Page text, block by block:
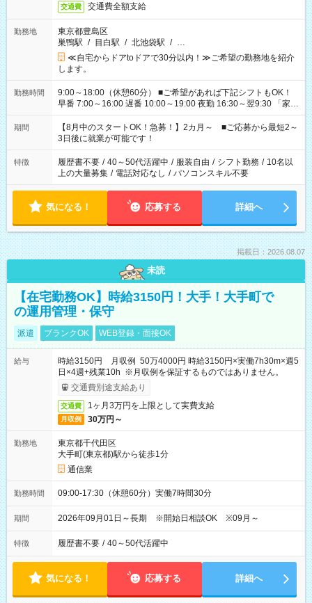
交通費 交通費全額支給
勤務地
東京都豊島区
巣鴨駅 / 目白駅 / 北池袋駅 / …
≪自宅からドアtoドアで30分以内！≫ご希望の勤務地を紹介
します。
勤務時間
9:00～18:00（休憩60分） ■ご希望があれば下記シフトもOK！
早番 7:00～16:00 遅番 10:00～19:00 夜勤 16:30～翌9:30 「家族
と休みを合わせたい」 「余裕を持って夕飯の準備がしたい」
「できれば残業はしたくない」 など、ご希望を教えてください
ね。 ※Wワーク希望の方へ 今ご覧のお仕事で希望する勤務時間
と、もう1つのお仕事の勤務時間。 合計で週40時間を超える場
合は応募できません。
期間
【8月中のスタートOK！急募！】2カ月～ ■ご応募から最短2～
3日後に就業が可能です！
特徴 履歴書不要 / 40～50代活躍中 / 服装自由 / シフト勤務 / 10名以
上の大量募集 / 電話対応なし / パソコンスキル不要
気になる！ 応募する 詳細へ
掲載日：2026.08.07
未読
【在宅勤務OK】時給3150円！大手！大手町で
の運用管理・保守
派遣 ブランクOK WEB登録・面接OK
給与
時給3150円 月収例 50万4000円 時給3150円×実働7h30m×週5
日×4週+残業10h ※月収例を保証するものではありません。
交通費別途支給あり
交通費 1ヶ月3万円を上限として実費支給
月収例 30万円～
勤務地
東京都千代田区
大手町(東京都)駅から徒歩1分
通信業
勤務時間 09:00-17:30（休憩60分）実働7時間30分
期間 2026年09月01日～長期 ※開始日相談OK ※09月～
特徴 履歴書不要 / 40～50代活躍中
気になる！ 応募する 詳細へ